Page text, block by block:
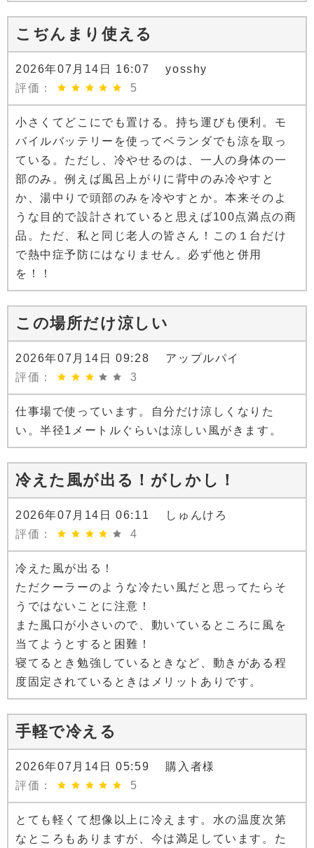
こぢんまり使える
2026年07月14日 16:07 yosshy
評価：
5
小さくてどこにでも置ける。持ち運びも便利。モ
バイルバッテリーを使ってベランダでも涼を取っ
ている。ただし、冷やせるのは、一人の身体の一
部のみ。例えば風呂上がりに背中のみ冷やすと
か、湯中りで頭部のみを冷やすとか。本来そのよ
うな目的で設計されていると思えば100点満点の商
品。ただ、私と同じ老人の皆さん！この１台だけ
で熱中症予防にはなりません。必ず他と併用
を！！
この場所だけ涼しい
2026年07月14日 09:28 アップルパイ
評価：
3
仕事場で使っています。自分だけ涼しくなりた
い。半径1メートルぐらいは涼しい風がきます。
冷えた風が出る！がしかし！
2026年07月14日 06:11 しゅんけろ
評価：
4
冷えた風が出る！
ただクーラーのような冷たい風だと思ってたらそ
うではないことに注意！
また風口が小さいので、動いているところに風を
当てようとすると困難！
寝てるとき勉強しているときなど、動きがある程
度固定されているときはメリットありです。
手軽で冷える
2026年07月14日 05:59 購入者様
評価：
5
とても軽くて想像以上に冷えます。水の温度次第
なところもありますが、今は満足しています。た